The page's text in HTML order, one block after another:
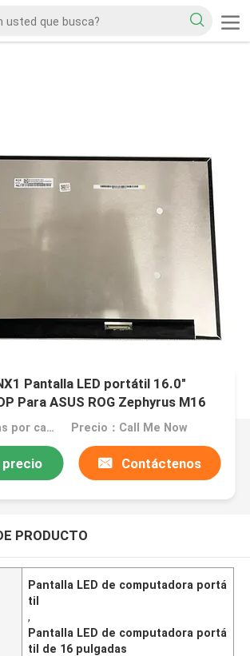
Pantalla LED portátil 16.0"
Para ASUS ROG Zephyrus M16
MOQ：50 piezas por caja Precio：Call Me Now
precio Contáctenos
PRODUCTO
Pantalla LED de computadora portá
til
,
Pantalla LED de computadora portá
til de 16 pulgadas